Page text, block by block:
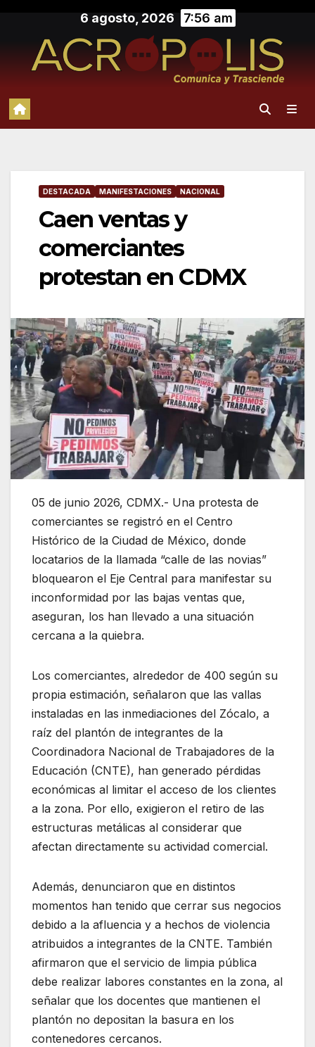
contenido
6 agosto, 2026 7:56 am
DESTACADA MANIFESTACIONES NACIONAL
Caen ventas y
comerciantes
protestan en CDMX
05 de junio 2026, CDMX.- Una protesta de
comerciantes se registró en el Centro
Histórico de la Ciudad de México, donde
locatarios de la llamada “calle de las novias”
bloquearon el Eje Central para manifestar su
inconformidad por las bajas ventas que,
aseguran, los han llevado a una situación
cercana a la quiebra.
Los comerciantes, alrededor de 400 según su
propia estimación, señalaron que las vallas
instaladas en las inmediaciones del Zócalo, a
raíz del plantón de integrantes de la
Coordinadora Nacional de Trabajadores de la
Educación (CNTE), han generado pérdidas
económicas al limitar el acceso de los clientes
a la zona. Por ello, exigieron el retiro de las
estructuras metálicas al considerar que
afectan directamente su actividad comercial.
Además, denunciaron que en distintos
momentos han tenido que cerrar sus negocios
debido a la afluencia y a hechos de violencia
atribuidos a integrantes de la CNTE. También
afirmaron que el servicio de limpia pública
debe realizar labores constantes en la zona, al
señalar que los docentes que mantienen el
plantón no depositan la basura en los
contenedores cercanos.